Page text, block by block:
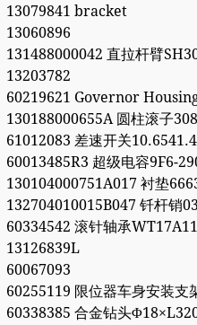
13079841 bracket
13060896
131488000042 直拉杆臂
13203782
60219621 Governor
130188000655A 圆柱滚子
61012083 差速开关10.6541.4
60013485R3 超级电容9F6-
130104000751A017 衬垫
132704010015B047 钎杆销
60334542 滚针轴承
13126839L
60067093
60255119 限位器车身安装支
60338385 合金钻头